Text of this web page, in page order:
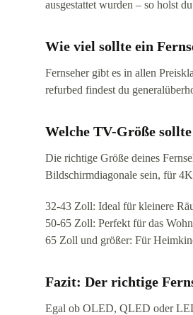
ausgestattet wurden – so holst
Wie viel sollte ein
Fernseher gibt es in allen
refurbed findest du
Welche TV-Größe
Die richtige Größe deines
Bildschirmdiagonale sein, für
32-43 Zoll: Ideal für kleinere
50-65 Zoll: Perfekt für das
65 Zoll und größer: Für
Fazit: Der richtige
Egal ob OLED, QLED oder